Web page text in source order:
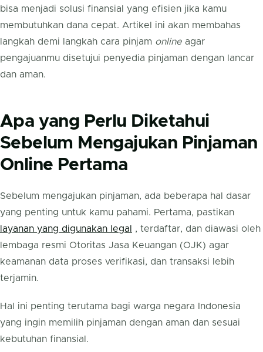
bisa menjadi solusi finansial yang efisien jika kamu
membutuhkan dana cepat. Artikel ini akan membahas
langkah demi langkah cara pinjam online agar
pengajuanmu disetujui penyedia pinjaman dengan lancar
dan aman.
Apa yang Perlu Diketahui
Sebelum Mengajukan Pinjaman
Online Pertama
Sebelum mengajukan pinjaman, ada beberapa hal dasar
yang penting untuk kamu pahami. Pertama, pastikan
layanan yang digunakan legal
, terdaftar, dan diawasi oleh
lembaga resmi Otoritas Jasa Keuangan (OJK) agar
keamanan data proses verifikasi, dan transaksi lebih
terjamin.
Hal ini penting terutama bagi warga negara Indonesia
yang ingin memilih pinjaman dengan aman dan sesuai
kebutuhan finansial.